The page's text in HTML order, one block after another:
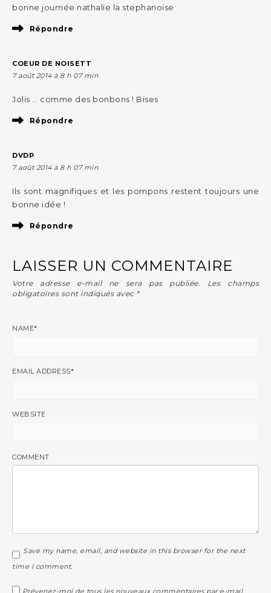
bonne journée nathalie la stephanoise
Répondre
COEUR DE NOISETT
7 août 2014 à 8 h 07 min
Jolis … comme des bonbons ! Bises
Répondre
DVDP
7 août 2014 à 8 h 07 min
Ils sont magnifiques et les pompons restent toujours une
bonne idée !
Répondre
LAISSER UN COMMENTAIRE
Votre adresse e-mail ne sera pas publiée.
Les champs
obligatoires sont indiqués avec *
NAME*
EMAIL ADDRESS*
WEBSITE
COMMENT
Save my name, email, and website in this browser for the next
time I comment.
Prévenez-moi de tous les nouveaux commentaires par e-mail.